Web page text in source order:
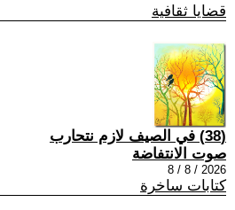
قضايا ثقافية
(38) في الصيف لازم نتحارب
صوت الانتفاضة
2026 / 8 / 8
كتابات ساخرة